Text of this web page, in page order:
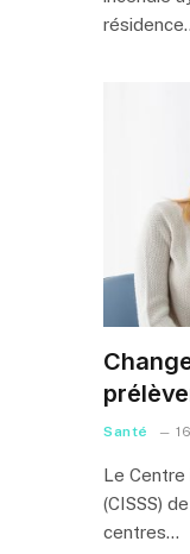
Santé
Le
(CISSS)
centres…